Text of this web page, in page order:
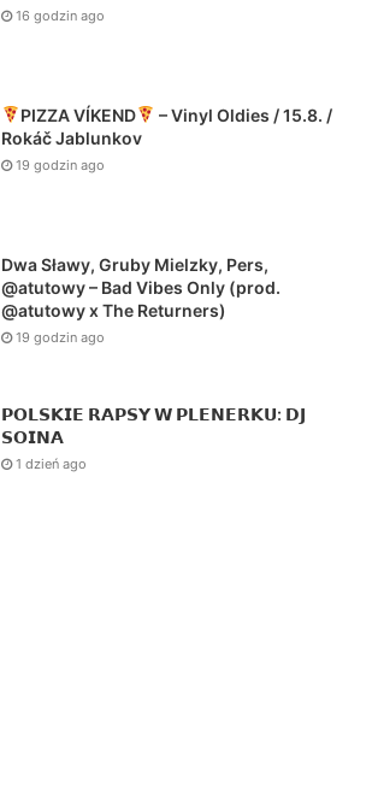
16 godzin ago
PIZZA VÍKEND
– Vinyl Oldies / 15.8. /
Rokáč Jablunkov
19 godzin ago
Dwa Sławy, Gruby Mielzky, Pers,
@atutowy – Bad Vibes Only (prod.
@atutowy x The Returners)
19 godzin ago
𝗣𝗢𝗟𝗦𝗞𝗜𝗘 𝗥𝗔𝗣𝗦𝗬 𝗪 𝗣𝗟𝗘𝗡𝗘𝗥𝗞𝗨: 𝗗𝗝
𝗦𝗢𝗜𝗡𝗔
1 dzień ago